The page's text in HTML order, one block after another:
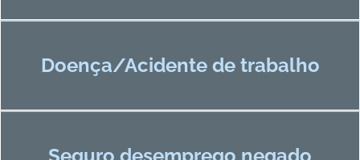
Doença/Acidente de trabalho